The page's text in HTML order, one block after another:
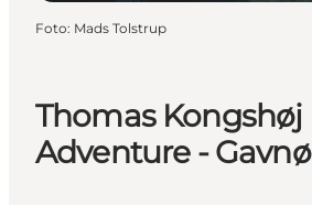
Thomas Kongshøj
Adventure - Gavnø
Foto: Mads Tolstrup